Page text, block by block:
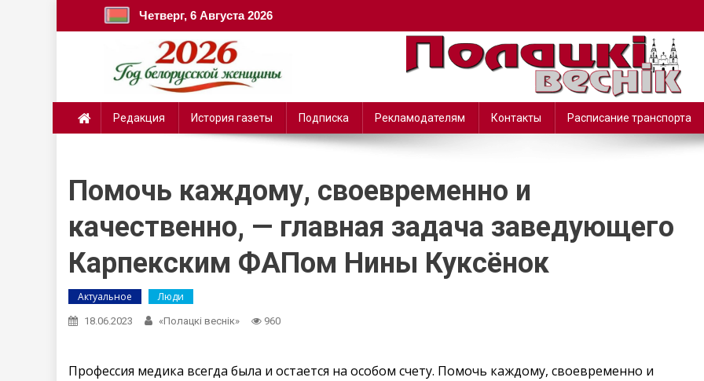
Четверг, 6 Августа 2026
Редакция История газеты Подписка Рекламодателям Контакты Расписание транспорта
Помочь каждому, своевременно и
качественно, — главная задача заведующего
Карпекским ФАПом Нины Куксёнок
Актуальное Люди
18.06.2023 «Полацкі веснік» 960
Профессия медика всегда была и остается на особом счету. Помочь каждому, своевременно и